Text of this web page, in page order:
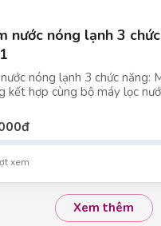
nước nóng lạnh 3
nóng lạnh 3 chức năng:
hợp cùng bộ máy lọc nước
nhất có tại máy lọc nước
khoáng, loại bỏ 99,9% vi
10-15 lít/giờ Điện áp: 220V/
thước: 46x56x130 cm Công
xem
Xem thêm